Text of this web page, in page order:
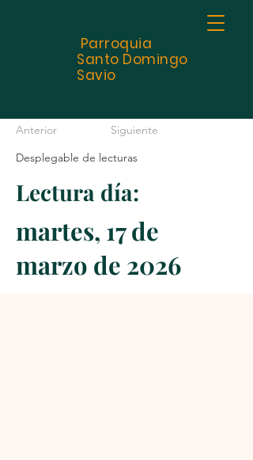
Parroquia
Santo Domingo
Savio
Anterior
Siguiente
Desplegable de lecturas
Lectura día:
martes, 17 de
marzo de 2026